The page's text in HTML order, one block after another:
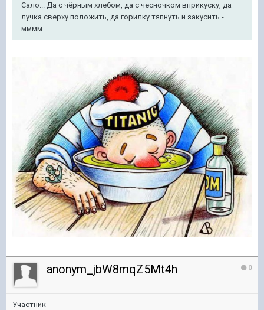
Сало... Да с чёрным хлебом, да с чесночком вприкуску, да
лучка сверху положить, да горилку тяпнуть и закусить -
мммм.
0
anonym_jbW8mqZ5Mt4h
Участник